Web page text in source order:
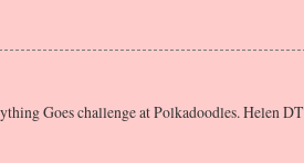
Goes challenge at Polkadoodles. Helen DT